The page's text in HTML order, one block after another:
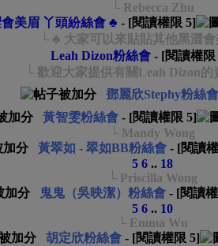
└ Rebecca Zhu
美眉 丫頭紛絲會 ♣ - [閱讀權限 5]
└ ♣ 大家可以來貼貼其他黑澀
Leah Dizon粉絲會 - [閱讀權限
└ 歡迎大家提供有關Leah Dizon的
鄧麗欣Stephy粉絲會
黃智雯粉絲會- [閱讀權限 5]
└ Mandy Wong
黃翠如 - 翠如BB粉絲會 - [閱讀
5 6 .. 18
└ Priscilla Wong
鬼鬼（吳映潔）粉絲會- [閱讀
5 6 .. 10
└ Emma Wu
胡定欣粉絲會- [閱讀權限 5]